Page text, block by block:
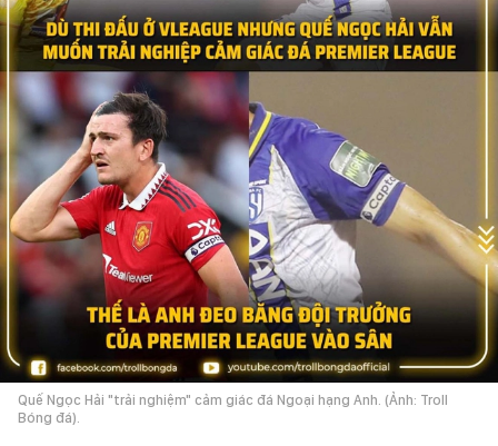
Quế Ngọc Hải "trải nghiệm" cảm giác đá Ngoại hạng Anh. (Ảnh: Troll
Bóng đá).